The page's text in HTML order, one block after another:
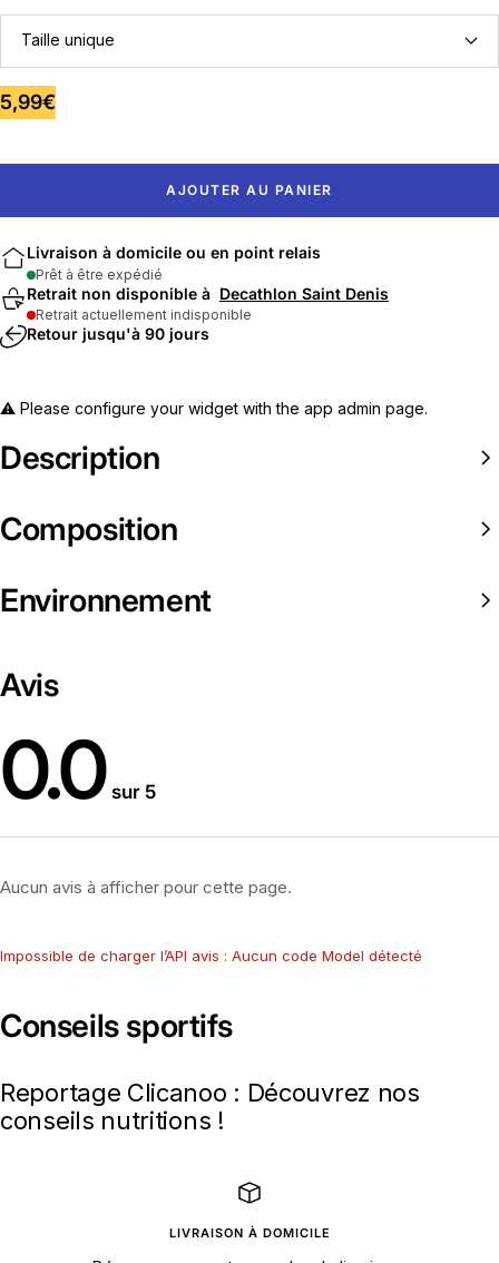
Taille unique
Prix
vente
5,99€
AJOUTER AU PANIER
Livraison à domicile ou en point relais
Prêt à être expédié
Retrait non disponible à Decathlon Saint Denis
Retrait actuellement indisponible
Retour jusqu'à 90 jours
⚠️ Please configure your widget with the app admin page.
Description
Composition
Environnement
Avis
0.0 sur 5
Aucun avis à afficher pour cette page.
Impossible de charger l’API avis : Aucun code Model détecté
Conseils sportifs
Reportage Clicanoo : Découvrez nos
conseils nutritions !
LIVRAISON À DOMICILE